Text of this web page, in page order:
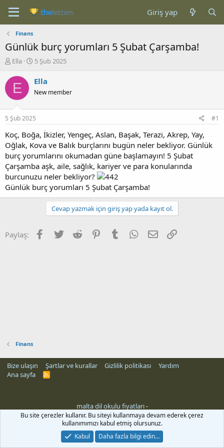
Giriş yap
Finans
Günlük burç yorumları 5 Şubat Çarşamba!
K
n
b
u
u
b
a
ş
l
a
t
a
n
Ella
B
ş
a
g
ı
ç
t
a
r
i
h
i
5 Şub 2025
E Ella
New member
5 Şub 2025 #1
Koç, Boğa, İkizler, Yengeç, Aslan, Başak, Terazi, Akrep, Yay,
Oğlak, Kova ve Balık burçlarını bugün neler bekliyor. Günlük
burç yorumlarını okumadan güne başlamayın! 5 Şubat
Çarşamba aşk, aile, sağlık, kariyer ve para konularında
burcunuzu neler bekliyor?
Günlük burç yorumları 5 Şubat Çarşamba!
Cevap yazmak için giriş yap yada kayıt ol.
Paylaş: Facebook
Twitter Reddit PinterestTumblr WhatsApp
E-posta
Finans
Bize ulaşın Şartlar ve kurallar Gizlilik politikası
Yardım
Ana sayfa
R
malta dil okulu fiyatları-
Bu site çerezler kullanır. Bu siteyi kullanmaya devam ederek çerez
kullanımımızı kabul etmiş olursunuz.
Kabul
Daha fazla bilgi edin…